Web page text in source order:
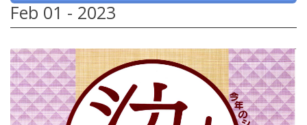
Feb 01 - 2023